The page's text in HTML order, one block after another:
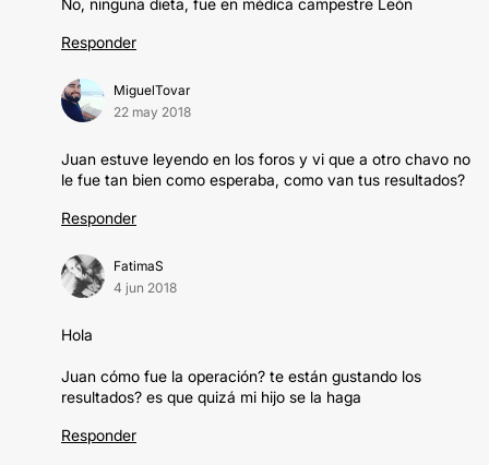
No, ninguna dieta, fue en médica campestre León
Responder
MiguelTovar
22 may 2018
Juan estuve leyendo en los foros y vi que a otro chavo no
le fue tan bien como esperaba, como van tus resultados?
Responder
FatimaS
4 jun 2018
Hola
Juan cómo fue la operación? te están gustando los
resultados? es que quizá mi hijo se la haga
Responder